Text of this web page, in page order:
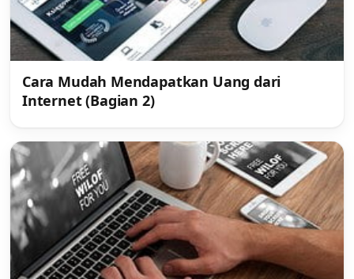
Cara Mudah Mendapatkan Uang dari
Internet (Bagian 2)